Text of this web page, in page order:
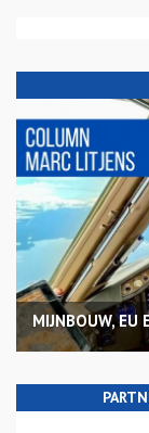
MIJNBOUW, EU